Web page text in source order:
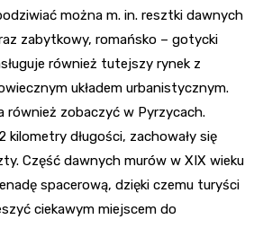
można m. in. resztki dawnych
zabytkowy, romańsko – gotycki
również tutejszy rynek z
układem urbanistycznym.
również zobaczyć w Pyrzycach.
kilometry długości, zachowały się
Część dawnych murów w XIX wieku
spacerową, dzięki czemu turyści
ciekawym miejscem do